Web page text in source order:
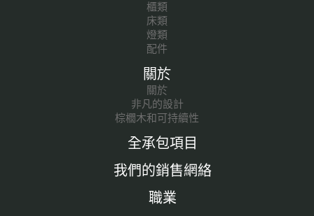
櫃類
床類
燈類
配件
關於
關於
非凡的設計
棕櫚木和可持續性
全承包項目
我們的銷售網絡
職業